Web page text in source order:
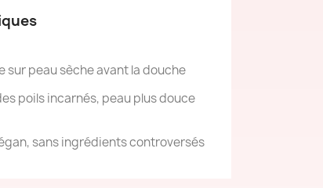
sur peau sèche avant la douche
poils incarnés, peau plus douce
sans ingrédients controversés